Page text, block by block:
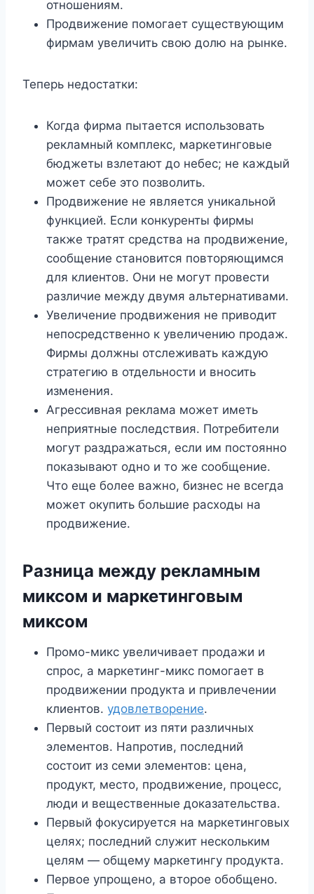
отношениям.
Продвижение помогает существующим
фирмам увеличить свою долю на рынке.
Теперь недостатки:
Когда фирма пытается использовать
рекламный комплекс, маркетинговые
бюджеты взлетают до небес; не каждый
может себе это позволить.
Продвижение не является уникальной
функцией. Если конкуренты фирмы
также тратят средства на продвижение,
сообщение становится повторяющимся
для клиентов. Они не могут провести
различие между двумя альтернативами.
Увеличение продвижения не приводит
непосредственно к увеличению продаж.
Фирмы должны отслеживать каждую
стратегию в отдельности и вносить
изменения.
Агрессивная реклама может иметь
неприятные последствия. Потребители
могут раздражаться, если им постоянно
показывают одно и то же сообщение.
Что еще более важно, бизнес не всегда
может окупить большие расходы на
продвижение.
Разница между рекламным
миксом и маркетинговым
миксом
Промо-микс увеличивает продажи и
спрос, а маркетинг-микс помогает в
продвижении продукта и привлечении
клиентов. удовлетворение.
Первый состоит из пяти различных
элементов. Напротив, последний
состоит из семи элементов: цена,
продукт, место, продвижение, процесс,
люди и вещественные доказательства.
Первый фокусируется на маркетинговых
целях; последний служит нескольким
целям — общему маркетингу продукта.
Первое упрощено, а второе обобщено.